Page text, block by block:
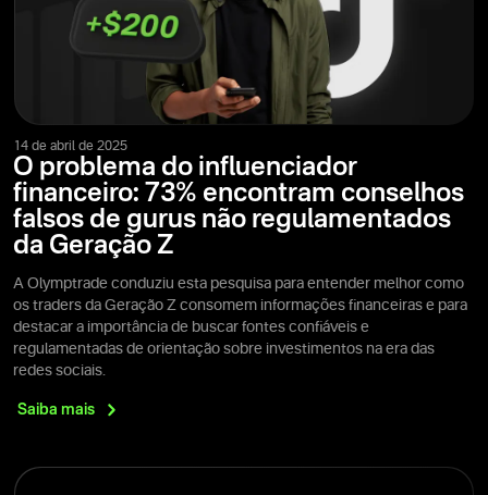
14 de abril de 2025
O problema do influenciador
financeiro: 73% encontram conselhos
falsos de gurus não regulamentados
da Geração Z
A Olymptrade conduziu esta pesquisa para entender melhor como
os traders da Geração Z consomem informações financeiras e para
destacar a importância de buscar fontes confiáveis e
regulamentadas de orientação sobre investimentos na era das
redes sociais.
Saiba mais